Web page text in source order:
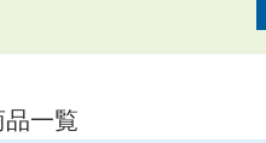
品一覧